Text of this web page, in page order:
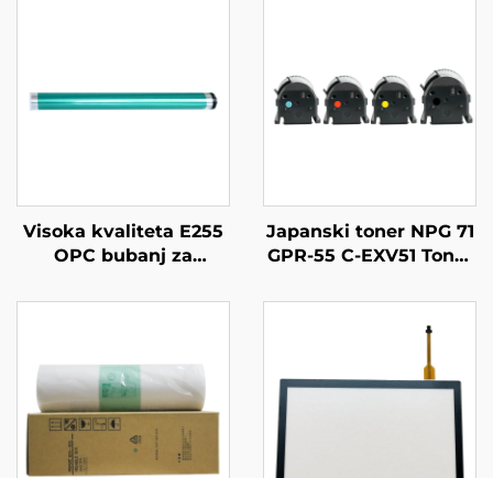
Visoka kvaliteta E255
OPC bubanj za
205/255/305/355/455/206L/256/306/356/456/506/
Japanski toner NPG 71
GPR-55 C-EXV51 Toner
s IR C5535 C5540
C5550 C5560 NPG71